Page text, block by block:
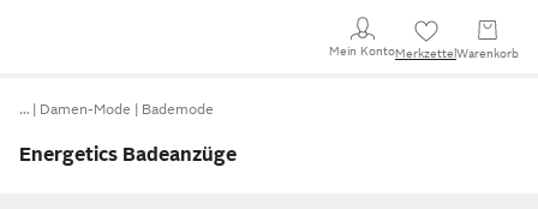
Mein KontoMerkzettel Warenkorb
… Damen-Mode Bademode
Energetics Badeanzüge